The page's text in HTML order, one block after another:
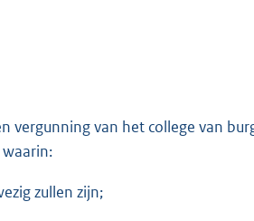
vergunning van het college van
zullen zijn;